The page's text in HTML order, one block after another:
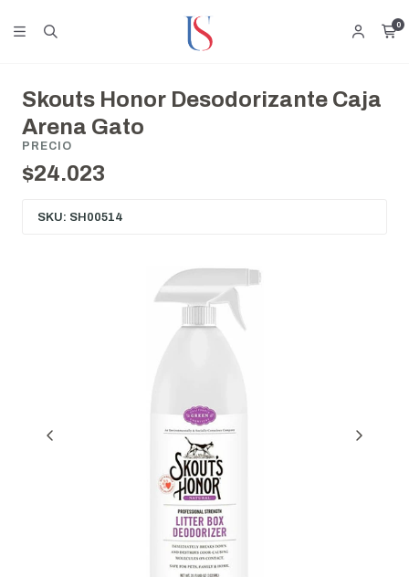
0
Skouts Honor Desodorizante Caja
Arena Gato
PRECIO
$24.023
SKU: SH00514